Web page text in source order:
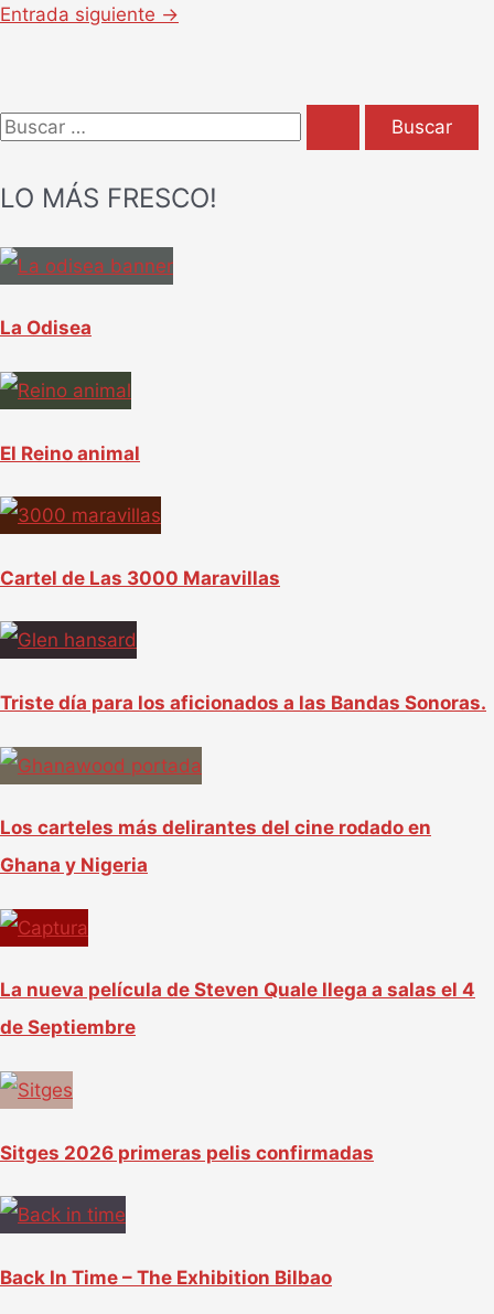
Entrada siguiente →
B
a
o
:
LO MÁS FRESCO!
La Odisea
El Reino animal
Cartel de Las 3000 Maravillas
Triste día para los aficionados a las Bandas Sonoras.
Los carteles más delirantes del cine rodado en
Ghana y Nigeria
La nueva película de Steven Quale llega a salas el 4
de Septiembre
Sitges 2026 primeras pelis confirmadas
Back In Time – The Exhibition Bilbao